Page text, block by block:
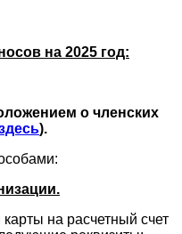
на 2025 год:
о членских
).
на расчетный счет